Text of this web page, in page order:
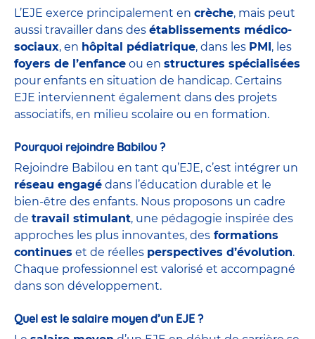
L’EJE exerce principalement en crèche, mais peut
aussi travailler dans des établissements médico-
sociaux, en hôpital pédiatrique, dans les PMI, les
foyers de l’enfance ou en structures spécialisées
pour enfants en situation de handicap. Certains
EJE interviennent également dans des projets
associatifs, en milieu scolaire ou en formation.
Pourquoi rejoindre Babilou ?
Rejoindre Babilou en tant qu’EJE, c’est intégrer un
réseau engagé dans l’éducation durable et le
bien-être des enfants. Nous proposons un cadre
de travail stimulant, une pédagogie inspirée des
approches les plus innovantes, des formations
continues et de réelles perspectives d’évolution.
Chaque professionnel est valorisé et accompagné
dans son développement.
Quel est le salaire moyen d’un EJE ?